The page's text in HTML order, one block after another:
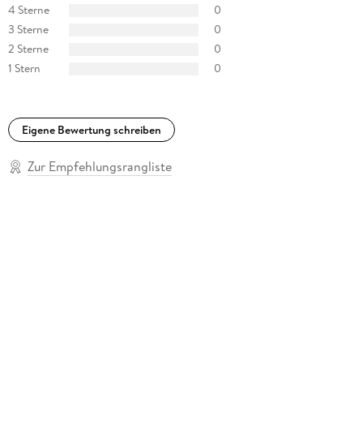
4 Sterne
0
3 Sterne
0
2 Sterne
0
1 Stern
0
Eigene Bewertung schreiben
Zur Empfehlungsrangliste